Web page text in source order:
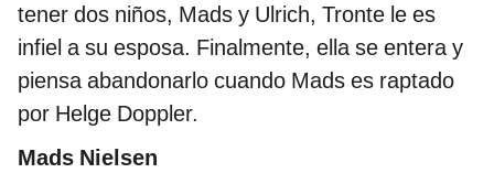
tener dos niños, Mads y Ulrich, Tronte le es
infiel a su esposa. Finalmente, ella se entera y
piensa abandonarlo cuando Mads es raptado
por Helge Doppler.
Mads Nielsen